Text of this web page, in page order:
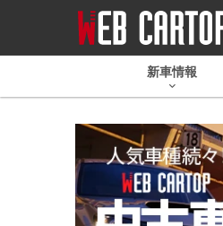
新車情報